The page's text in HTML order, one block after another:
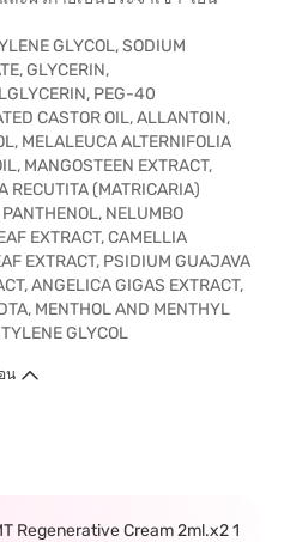
GLYCOL, SODIUM
GLYCERIN,
PEG-40
CASTOR OIL, ALLANTOIN,
MELALEUCA ALTERNIFOLIA
MANGOSTEEN EXTRACT,
RECUTITA (MATRICARIA)
PANTHENOL, NELUMBO
EXTRACT, CAMELLIA
EXTRACT, PSIDIUM GUAJAVA
ANGELICA GIGAS EXTRACT,
MENTHOL AND MENTHYL
GLYCOL
น
Regenerative Cream 2ml.x2 1